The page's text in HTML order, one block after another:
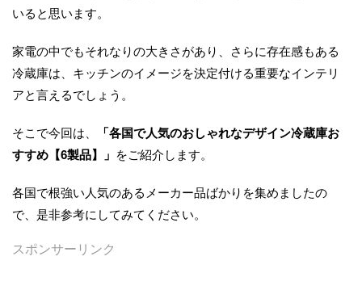
いると思います。
家電の中でもそれなりの大きさがあり、さらに存在感もある
冷蔵庫は、キッチンのイメージを決定付ける重要なインテリ
アと言えるでしょう。
そこで今回は、
「各国で人気のおしゃれなデザイン冷蔵庫お
すすめ【6製品】」 をご紹介します。
各国で根強い人気のあるメーカー品ばかりを集めましたの
で、是非参考にしてみてください。
スポンサーリンク